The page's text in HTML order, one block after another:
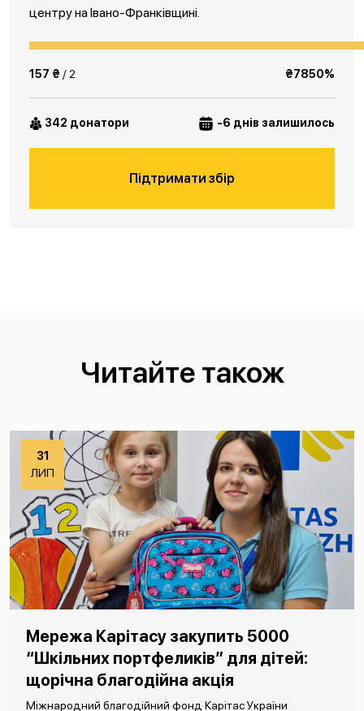
центру на Івано-Франківщині.
157 ₴ / 2 ₴7850%
342 донатори -6 днів залишилось
Підтримати збір
Читайте також
31
ЛИП
Мережа Карітасу закупить 5000
“Шкільних портфеликів” для дітей:
щорічна благодійна акція
Міжнародний благодійний фонд Карітас України